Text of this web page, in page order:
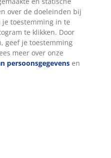
over de doeleinden bij
je toestemming in te
te klikken. Door
geef je toestemming
meer over onze
persoonsgegevens en